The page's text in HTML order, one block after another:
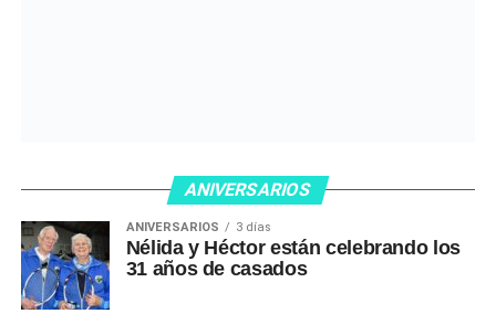
ANIVERSARIOS
ANIVERSARIOS 3 días
Nélida y Héctor están celebrando los
31 años de casados